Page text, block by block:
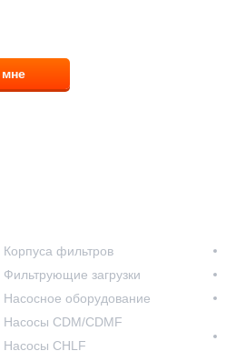
мне
Корпуса фильтров
Фильтрующие загрузки
Насосное оборудование
Насосы CDM/CDMF
Насосы CHLF